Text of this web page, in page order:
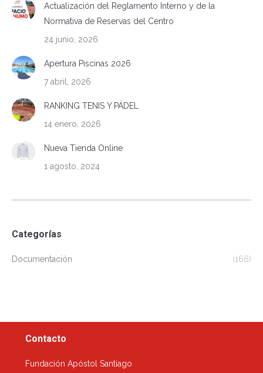
Actualización del Reglamento Interno y de la
Normativa de Reservas del Centro
24 junio, 2026
Apertura Piscinas 2026
7 abril, 2026
RANKING TENIS Y PÁDEL
14 enero, 2026
Nueva Tienda Online
1 agosto, 2024
Categorías
Documentación (166)
Contacto
Fundación Apóstol Santiago